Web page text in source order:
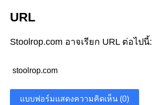
URL
Stoolrop.com อาจเรียก URL ต่อไปนี้:
stoolrop.com
แบบฟอร์มแสดงความคิดเห็น (0)